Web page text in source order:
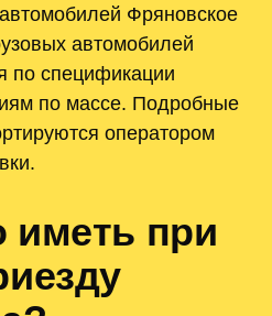
Фряновское
автомобилей
по спецификации
по массе. Подробные
оператором
иметь при